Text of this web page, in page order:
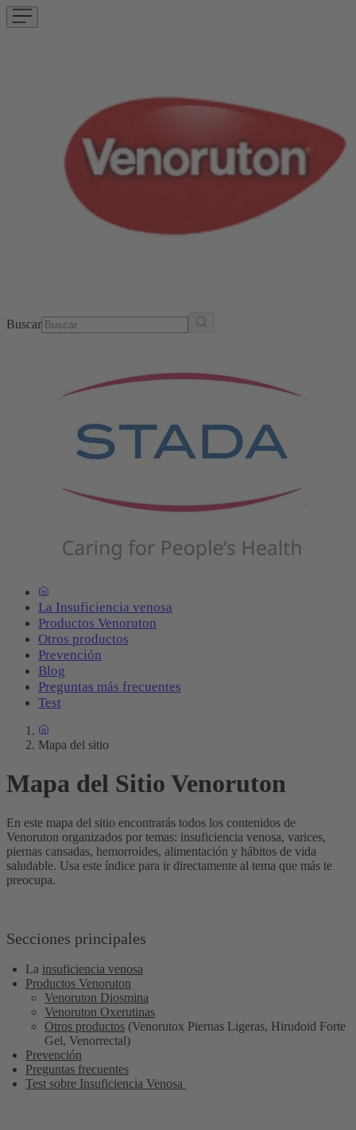
Buscar
La Insuficiencia venosa
Productos Venoruton
Otros productos
Prevención
Blog
Preguntas más frecuentes
Test
Mapa del sitio
Mapa del Sitio Venoruton
En este mapa del sitio encontrarás todos los contenidos de
Venoruton organizados por temas: insuficiencia venosa, varices,
piernas cansadas, hemorroides, alimentación y hábitos de vida
saludable. Usa este índice para ir directamente al tema que más te
preocupa.
Secciones principales
La insuficiencia venosa
Productos Venoruton
Venoruton Diosmina
Venoruton Oxerutinas
Otros productos (Venorutox Piernas Ligeras, Hirudoid Forte
Gel, Venorrectal)
Prevención
Preguntas frecuentes
Test sobre Insuficiencia Venosa